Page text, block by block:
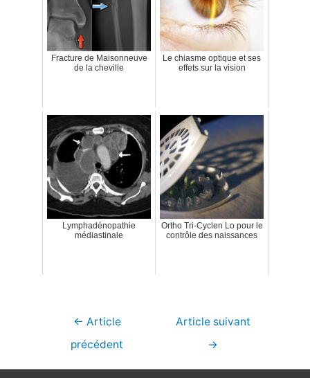
Fracture de Maisonneuve
de la cheville
Le chiasme optique et ses
effets sur la vision
Lymphadénopathie
médiastinale
Ortho Tri-Cyclen Lo pour le
contrôle des naissances
Navigation
← Article
précédent
Article suivant
→